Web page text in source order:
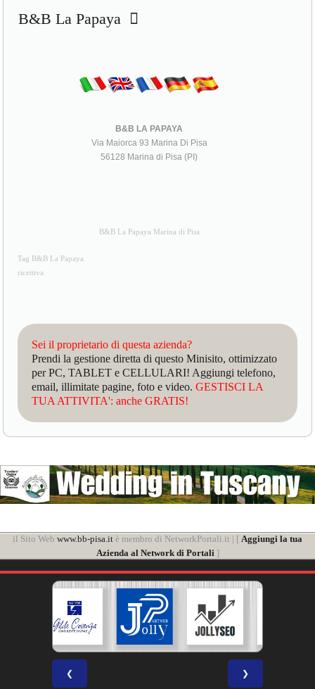
B&B La Papaya
B&B LA PAPAYA
Via Maiorca 93 Marina Di Pisa
56128 Marina di Pisa (PI)
B&B La Papaya Marina di Pisa
Tag B&B La Papaya
ricettiva
Sei il proprietario di questa azienda?
Prendi la gestione diretta di questo Minisito, ottimizzato
per PC, TABLET e CELLULARI! Aggiungi telefono,
email, illimitate pagine, foto e video.GESTISCI LA
TUA ATTIVITA': anche GRATIS!
il Sito Web www.bb-pisa.it è membro di NetworkPortali.it | [ Aggiungi la tua
Azienda al Network di Portali]
❮ ❯